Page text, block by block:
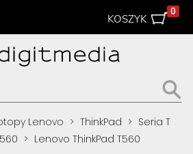
KOSZYK
0
Lenovo > ThinkPad > Seria T
> Lenovo ThinkPad T560